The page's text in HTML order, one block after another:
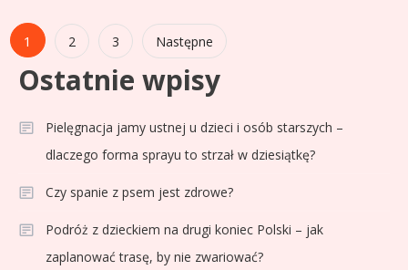
Stronicowanie
wpisów
1 2 3 Następne
Ostatnie wpisy
Pielęgnacja jamy ustnej u dzieci i osób starszych –
dlaczego forma sprayu to strzał w dziesiątkę?
Czy spanie z psem jest zdrowe?
Podróż z dzieckiem na drugi koniec Polski – jak
zaplanować trasę, by nie zwariować?